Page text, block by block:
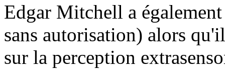
Edgar Mitchell a
sans autorisation) alors
sur la perception